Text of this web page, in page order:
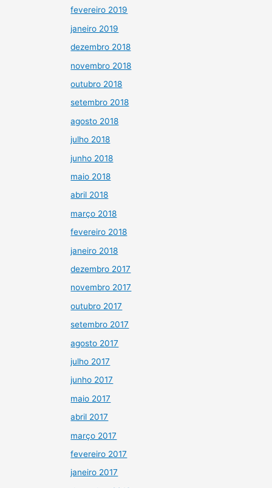
fevereiro 2019
janeiro 2019
dezembro 2018
novembro 2018
outubro 2018
setembro 2018
agosto 2018
julho 2018
junho 2018
maio 2018
abril 2018
março 2018
fevereiro 2018
janeiro 2018
dezembro 2017
novembro 2017
outubro 2017
setembro 2017
agosto 2017
julho 2017
junho 2017
maio 2017
abril 2017
março 2017
fevereiro 2017
janeiro 2017